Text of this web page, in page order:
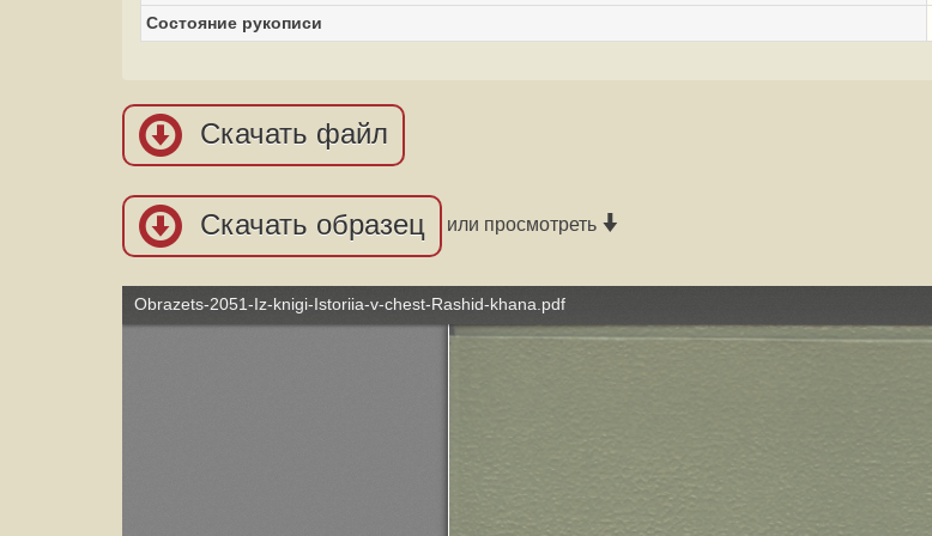
Состояние рукописи
Скачать файл
Скачать образец или просмотреть